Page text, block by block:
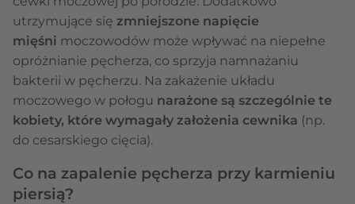
utrzymujące się zmniejszone napięcie
mięśni moczowodów może wpływać na niepełne
opróżnianie pęcherza, co sprzyja namnażaniu
bakterii w pęcherzu. Na zakażenie układu
moczowego w połogu narażone są szczególnie te
kobiety, które wymagały założenia cewnika (np.
do cesarskiego cięcia).
Co na zapalenie pęcherza przy karmieniu
piersią?